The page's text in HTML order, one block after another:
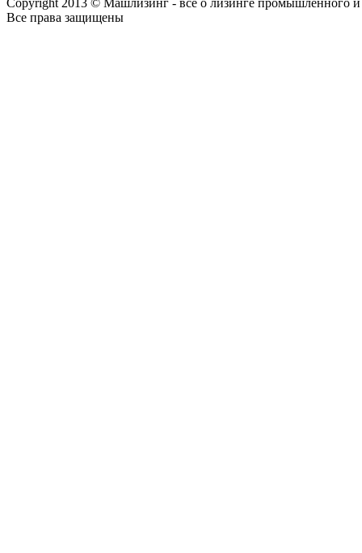
Copyright 2013 © Машлизинг - все о лизинге промышленного и
Все права защищены